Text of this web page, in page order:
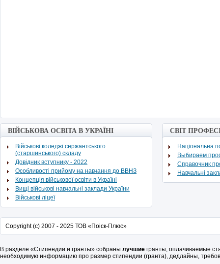
ВІЙСЬКОВА ОСВІТА В УКРАЇНІ
Військові коледжі сержантського
(старшинського) складу
Довідник вступнику - 2022
Особливості прийому на навчання до ВВНЗ
Концепція військової освіти в Україні
Вищі військові навчальні заклади України
Військові ліцеї
СВІТ
Національна
Выбираем
Cправочник
Навчальні
Copyright (c) 2007 - 2025 ТОВ «Поіск-Плюс»
В разделе «Стипендии и гранты» собраны лучшие гранты, оплачиваемые
необходимую информацию про размер стипендии (гранта), дедлайны,